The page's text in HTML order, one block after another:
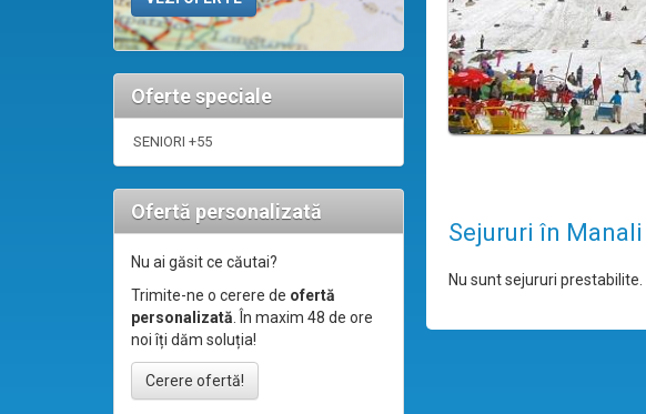
Oferte speciale
SENIORI +55
Ofertă personalizată
Nu ai găsit ce căutai?
Trimite-ne o cerere de ofertă
personalizată. În maxim 48 de ore
noi îți dăm soluția!
Cerere ofertă!
Sejururi în Manali
Nu sunt sejururi prestabilite.